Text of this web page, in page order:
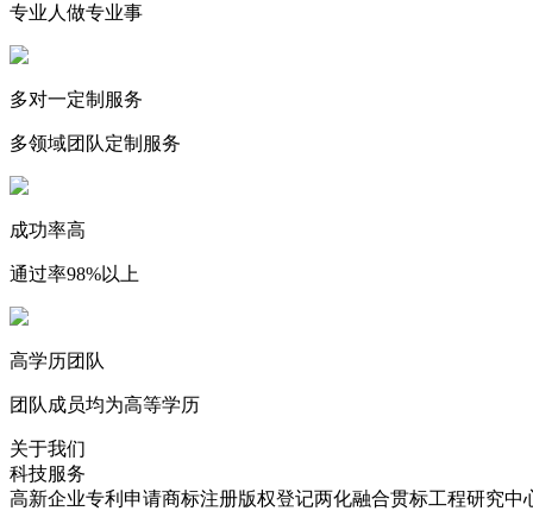
专业人做专业事
多对一定制服务
多领域团队定制服务
成功率高
通过率98%以上
高学历团队
团队成员均为高等学历
关于我们
科技服务
高新企业专利申请商标注册版权登记两化融合贯标工程研究中